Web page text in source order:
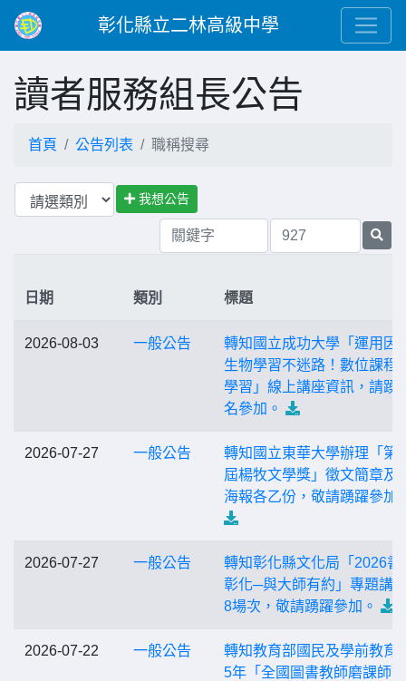
彰化縣立二林高級中學
讀者服務組長公告
首頁 公告列表 職稱搜尋
我想公告
日期 類別 標題
2026-08-03 一般公告
轉知國立成功大學「運用因
生物學習不迷路！數位課程
學習」線上講座資訊，請踴
名參加。
2026-07-27 一般公告
轉知國立東華大學辦理「第
屆楊牧文學獎」徵文簡章及
海報各乙份，敬請踴躍參加
2026-07-27 一般公告
轉知彰化縣文化局「2026書
彰化─與大師有約」專題講
8場次，敬請踴躍參加。
2026-07-22 一般公告
轉知教育部國民及學前教育
5年「全國圖書教師磨課師